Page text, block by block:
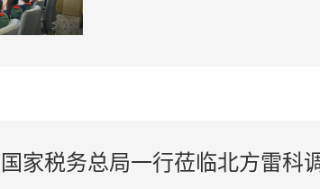
国家税务总局一行莅临北方雷科